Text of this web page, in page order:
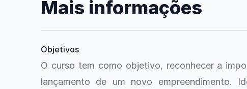
Mais informações
Objetivos
O curso tem como objetivo, reconhecer a
lançamento de um novo empreendimento.